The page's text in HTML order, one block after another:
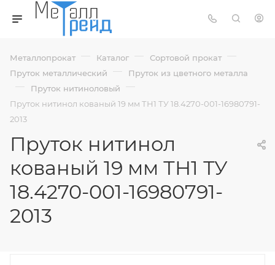
Металлопрокат — Каталог — Сортовой прокат —
Пруток металлический — Пруток из цветного металла
— Пруток нитиноловый —
Пруток нитинол кованый 19 мм ТН1 ТУ 18.4270-001-16980791-
2013
Пруток нитинол
кованый 19 мм ТН1 ТУ
18.4270-001-16980791-
2013